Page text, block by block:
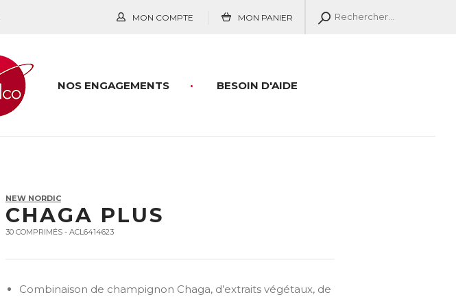
MON COMPTE MON PANIER
BESOIN D'AIDE
NOS ENGAGEMENTS
NEW NORDIC
CHAGA PLUS
30 COMPRIMÉS - ACL6414623
Combinaison de champignon Chaga, d’extraits végétaux, de